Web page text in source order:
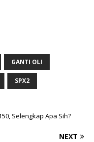
GANTI OLI
SPX2
Selengkap Apa Sih?
NEXT